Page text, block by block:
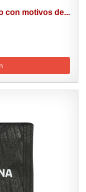
con motivos de...